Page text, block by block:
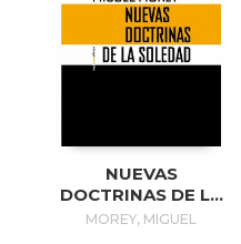
NUEVAS
DOCTRINAS DE LA
SOLEDAD
MOREY, MIGUEL